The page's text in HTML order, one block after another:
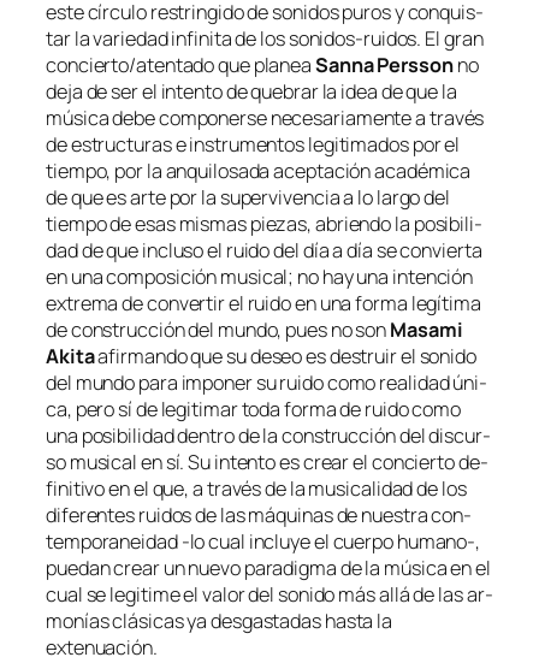
es­te círcu­lo res­trin­gi­do de so­ni­dos pu­ros y con­quis­
tar la va­rie­dad in­fi­ni­ta de los sonidos-ruidos. El gran
concierto/atentado que pla­neaSanna Perssonno
de­ja de ser el in­ten­to de que­brar la idea de que la
mú­si­ca de­be com­po­ner­se ne­ce­sa­ria­men­te a tra­vés
de es­truc­tu­ras e ins­tru­men­tos le­gi­ti­ma­dos por el
tiem­po, por la an­qui­lo­sa­da acep­ta­ción aca­dé­mi­ca
de que es ar­te por la su­per­vi­ven­cia a lo lar­go del
tiem­po de esas mis­mas pie­zas, abrien­do la po­si­bi­li­
dad de que in­clu­so el rui­do del día a día se con­vier­ta
en una com­po­si­ción mu­si­cal; no hay una in­ten­ción
ex­tre­ma de con­ver­tir el rui­do en una for­ma le­gí­ti­ma
de cons­truc­ción del mun­do, pues no sonMasami
Akitaafir­man­do que su de­seo es des­truir el so­ni­do
del mun­do pa­ra im­po­ner su rui­do co­mo reali­dad úni­
ca, pe­ro sí de le­gi­ti­mar to­da for­ma de rui­do co­mo
una po­si­bi­li­dad den­tro de la cons­truc­ción del dis­cur­
so mu­si­cal en sí. Su in­ten­to es crear el con­cier­to de­
fi­ni­ti­vo en el que, a tra­vés de la mu­si­ca­li­dad de los
di­fe­ren­tes rui­dos de las má­qui­nas de nues­tra con­
tem­po­ra­nei­dad ‑lo cual in­clu­ye el cuer­po humano‑,
pue­dan crear un nue­vo pa­ra­dig­ma de la mú­si­ca en el
cual se le­gi­ti­me el va­lor del so­ni­do más allá de las ar­
mo­nías clá­si­cas ya des­gas­ta­das has­ta la
extenuación.